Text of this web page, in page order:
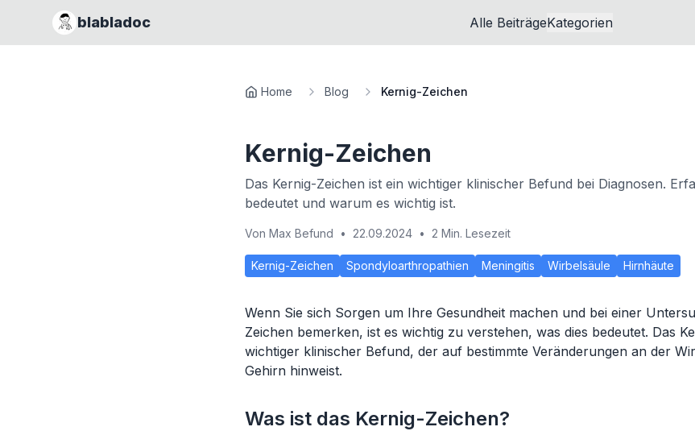
blabladoc Alle BeiträgeKategorien
Home Blog Kernig-Zeichen
Kernig-Zeichen
Das Kernig-Zeichen ist ein wichtiger klinischer Befund bei Diagnosen.
bedeutet und warum es wichtig ist.
Von Max Befund • 22.09.2024 • 2 Min. Lesezeit
Kernig-Zeichen Spondyloarthropathien Meningitis Wirbelsäule Hirnhäute
Wenn Sie sich Sorgen um Ihre Gesundheit machen und bei einer
Zeichen bemerken, ist es wichtig zu verstehen, was dies bedeutet. Das
wichtiger klinischer Befund, der auf bestimmte Veränderungen an der
Gehirn hinweist.
Was ist das Kernig-Zeichen?